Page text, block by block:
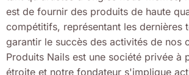
est de fournir des produits de haute
compétitifs, représentant les dernières
garantir le succès des activités de nos
Produits Nails est une société privée à
étroite et notre fondateur s'implique